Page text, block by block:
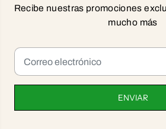
Recibe nuestras promociones
mucho más
ENVIAR